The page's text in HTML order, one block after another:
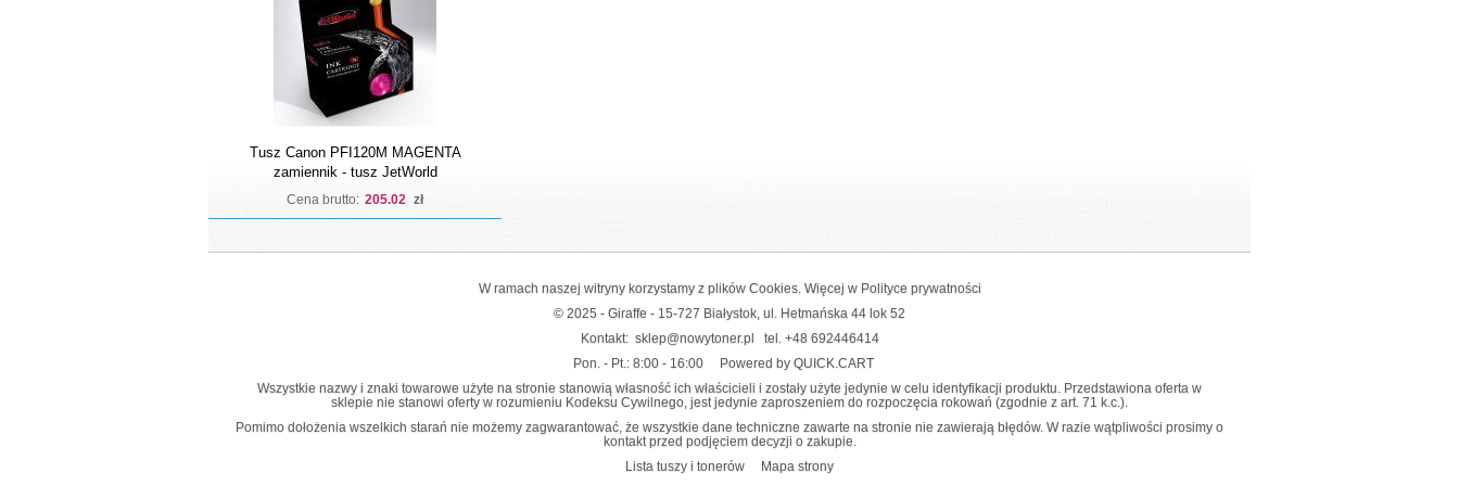
Tusz Canon PFI120M MAGENTA
zamiennik - tusz JetWorld
Cena brutto: 205.02 zł
W ramach naszej witryny korzystamy z plików Cookies. Więcej w Polityce prywatności
© 2025 - Giraffe - 15-727 Białystok, ul. Hetmańska 44 lok 52
Kontakt: sklep@nowytoner.pl tel. +48 692446414
Pon. - Pt.: 8:00 - 16:00
Powered by QUICK.CART
Wszystkie nazwy i znaki towarowe użyte na stronie stanowią własność ich właścicieli i zostały użyte jedynie w celu identyfikacji produktu. Przedstawiona oferta w
sklepie nie stanowi oferty w rozumieniu Kodeksu Cywilnego, jest jedynie zaproszeniem do rozpoczęcia rokowań (zgodnie z art. 71 k.c.).
Pomimo dołożenia wszelkich starań nie możemy zagwarantować, że wszystkie dane techniczne zawarte na stronie nie zawierają błędów. W razie wątpliwości prosimy o
kontakt przed podjęciem decyzji o zakupie.
Lista tuszy i tonerów
Mapa strony